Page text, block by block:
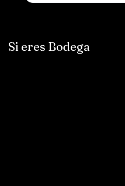
Si eres Bodega